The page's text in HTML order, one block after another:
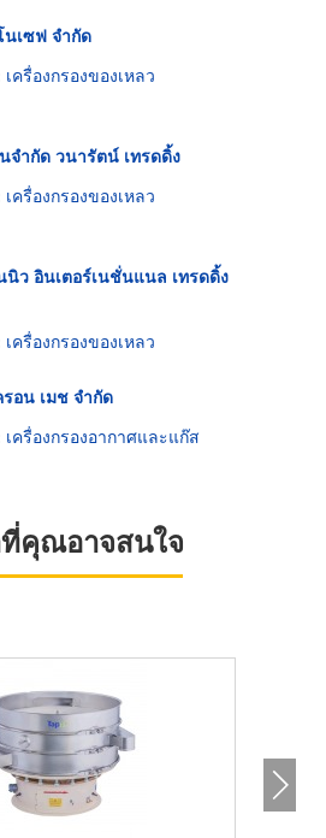
เซฟ จำกัด
เครื่องกรองของเหลว
จำกัด วนารัตน์ เทรดดิ้ง
เครื่องกรองของเหลว
ว อินเตอร์เนชั่นแนล เทรดดิ้ง
เครื่องกรองของเหลว
อน เมช จำกัด
เครื่องกรองอากาศและแก๊ส
คุณอาจสนใจ